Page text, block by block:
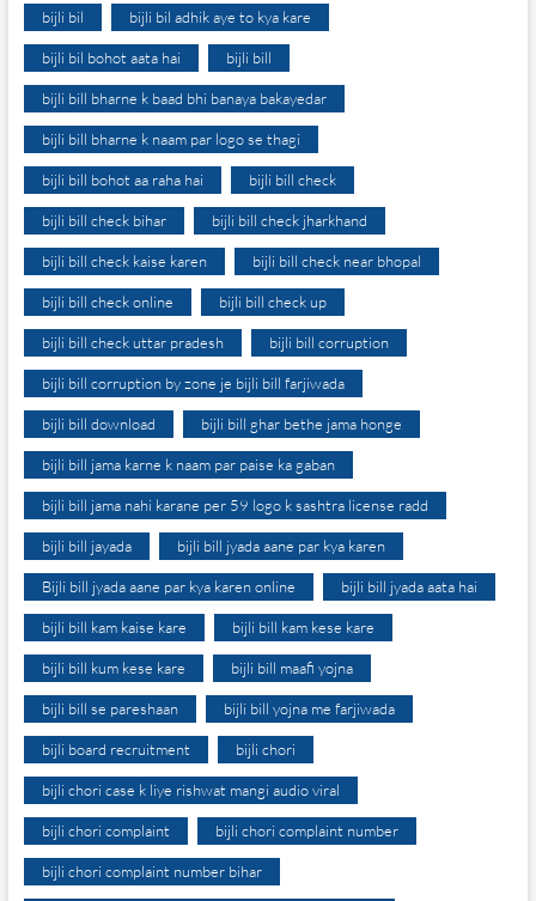
bijli bil bijli bil adhik aye to kya kare
bijli bil bohot aata hai bijli bill
bijli bill bharne k baad bhi banaya bakayedar
bijli bill bharne k naam par logo se thagi
bijli bill bohot aa raha hai bijli bill check
bijli bill check bihar bijli bill check jharkhand
bijli bill check kaise karen bijli bill check near bhopal
bijli bill check online bijli bill check up
bijli bill check uttar pradesh bijli bill corruption
bijli bill corruption by zone je bijli bill farjiwada
bijli bill download bijli bill ghar bethe jama honge
bijli bill jama karne k naam par paise ka gaban
bijli bill jama nahi karane per 59 logo k sashtra license radd
bijli bill jayada bijli bill jyada aane par kya karen
Bijli bill jyada aane par kya karen online bijli bill jyada aata hai
bijli bill kam kaise kare bijli bill kam kese kare
bijli bill kum kese kare bijli bill maafi yojna
bijli bill se pareshaan bijli bill yojna me farjiwada
bijli board recruitment bijli chori
bijli chori case k liye rishwat mangi audio viral
bijli chori complaint bijli chori complaint number
bijli chori complaint number bihar